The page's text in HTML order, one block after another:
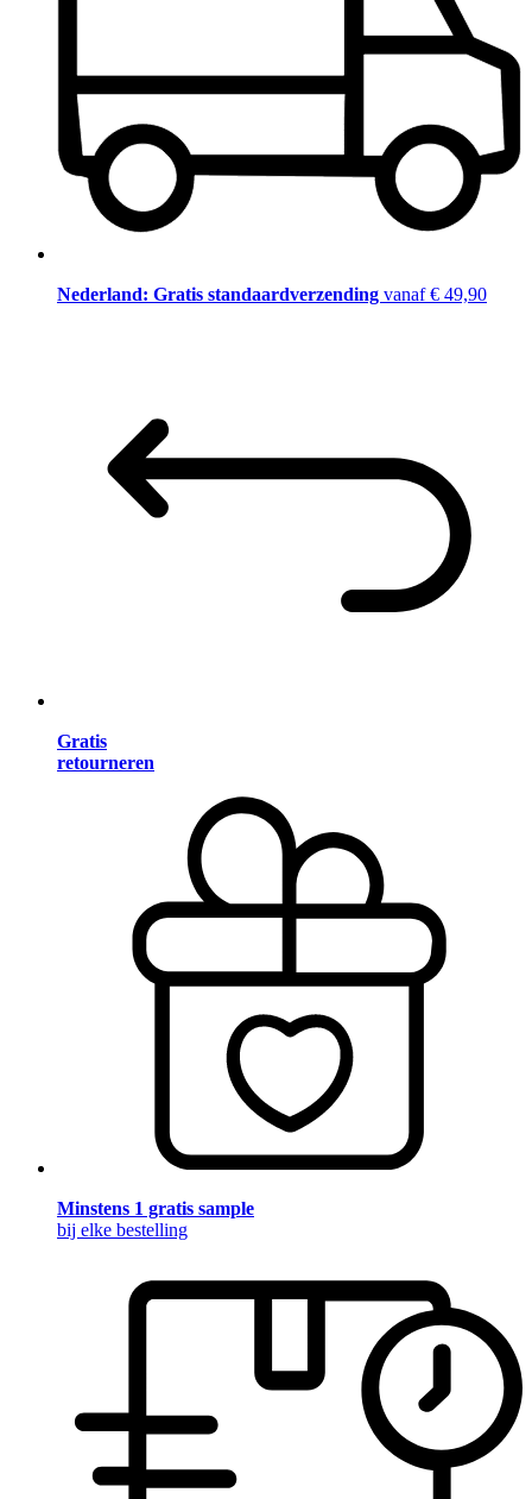
Nederland: Gratis standaardverzending vanaf € 49,90
Gratis
retourneren
Minstens 1 gratis sample
bij elke bestelling